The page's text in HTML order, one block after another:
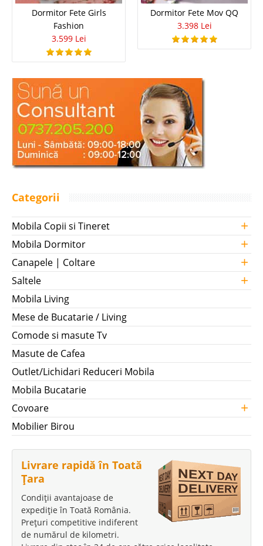
Dormitor Fete Girls
Fashion
3.599 Lei
Dormitor Fete Mov QQ
3.398 Lei
Categorii
Mobila Copii si Tineret +
Mobila Dormitor +
Canapele | Coltare +
Saltele +
Mobila Living
Mese de Bucatarie / Living
Comode si masute Tv
Masute de Cafea
Outlet/Lichidari Reduceri Mobila
Mobila Bucatarie
Covoare
+
Mobilier Birou
Livrare rapidă în Toată
Țara
Condiții avantajoase de
expediție în Toată România.
Prețuri competitive indiferent
de numărul de kilometri.